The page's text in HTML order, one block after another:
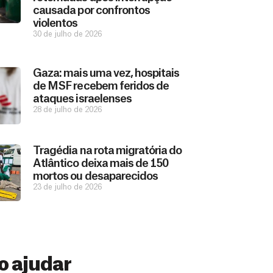
causada por confrontos
violentos
30 de julho de 2026
Gaza: mais uma vez, hospitais
de MSF recebem feridos de
ataques israelenses
28 de julho de 2026
Tragédia na rota migratória do
Atlântico deixa mais de 150
mortos ou desaparecidos
23 de julho de 2026
ajudar